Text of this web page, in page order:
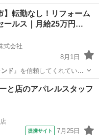
】転勤なし！リフォーム
ールス｜月給25万円…
式会社
8月1日
ド 』を信頼してくれている
と店のアパレルスタッフ
提携サイト 7月25日